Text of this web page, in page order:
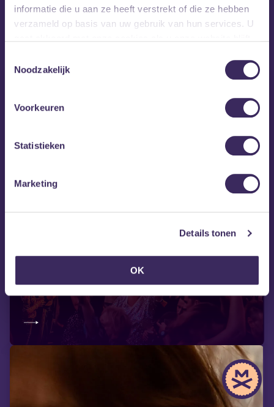
informatie die u aan ze heeft verstrekt of die ze hebben
verzameld op basis van uw gebruik van hun services. U
Noodzakelijk
Voorkeuren
Statistieken
Marketing
Details tonen
OK
MEZZ tipt
vr 28 aug
40UP